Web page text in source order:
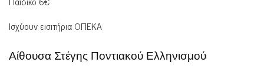
Ισχύουν εισιτήρια ΟΠΕΚΑ
Αίθουσα Στέγης Ποντιακού Ελληνισμού